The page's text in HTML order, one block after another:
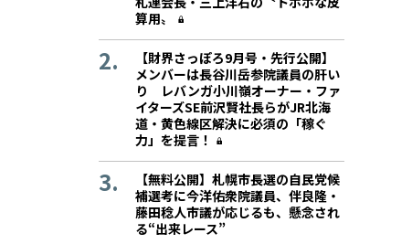
算用〟
【財界さっぽろ9月号・先行公開】
メンバーは長谷川岳参院議員の肝い
り レバンガ小川嶺オーナー・ファ
イターズSE前沢賢社長らがJR北海
道・黄色線区解決に必須の「稼ぐ
力」を提言！
【無料公開】札幌市長選の自民党候
補選考に今洋佑衆院議員、伴良隆・
藤田稔人市議が応じるも、懸念され
る“出来レース”